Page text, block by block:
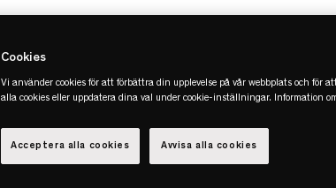
Cookies
Vi använder cookies för att förbättra din upplevelse på vår webbplats och för
alla cookies eller uppdatera dina val under cookie-inställningar. Information
Avvisa alla cookies
Acceptera alla cookies